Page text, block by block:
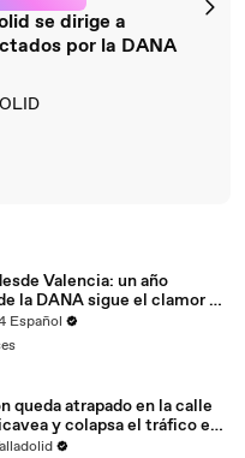
se dirige a
por la DANA
Valencia: un año
la DANA sigue el clamor de
Español
queda atrapado en la calle
y colapsa el tráfico en
Valladolid